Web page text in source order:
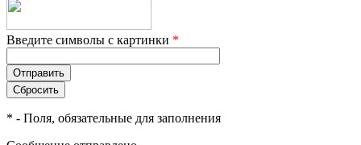
Введите символы с картинки *
* - Поля, обязательные для заполнения